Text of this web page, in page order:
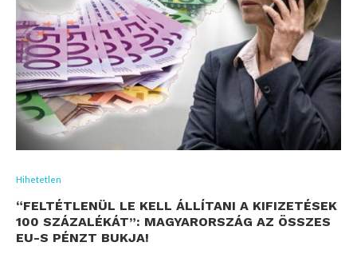
Hihetetlen
“FELTÉTLENÜL LE KELL ÁLLÍTANI A KIFIZETÉSEK
100 SZÁZALÉKÁT”: MAGYARORSZÁG AZ ÖSSZES
EU-S PÉNZT BUKJA!